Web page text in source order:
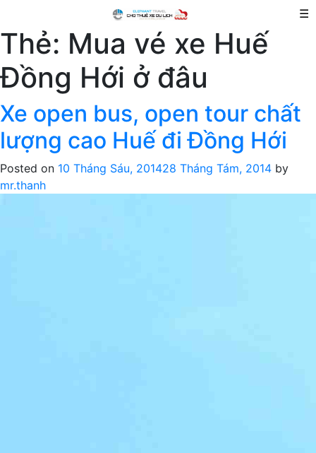
☰
Thẻ: Mua vé xe Huế
Đồng Hới ở đâu
Xe open bus, open tour chất
lượng cao Huế đi Đồng Hới
Posted on 10 Tháng Sáu, 201428 Tháng Tám, 2014 by
mr.thanh